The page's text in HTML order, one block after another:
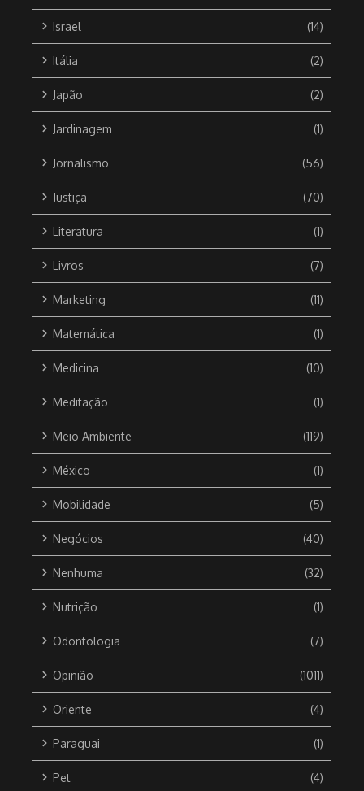
Israel (14)
Itália (2)
Japão (2)
Jardinagem (1)
Jornalismo (56)
Justiça (70)
Literatura (1)
Livros (7)
Marketing (11)
Matemática (1)
Medicina (10)
Meditação (1)
Meio Ambiente (119)
México (1)
Mobilidade (5)
Negócios (40)
Nenhuma (32)
Nutrição (1)
Odontologia (7)
Opinião (1011)
Oriente (4)
Paraguai (1)
Pet (4)